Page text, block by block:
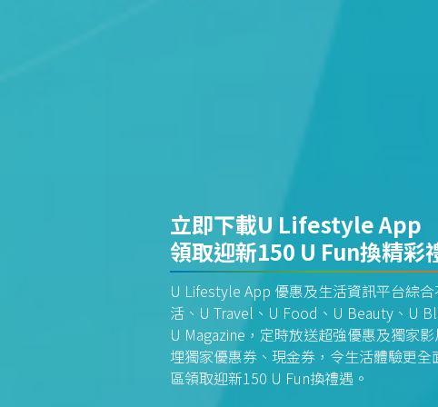
立即下載U Lifestyle App
領取迎新150 U Fun換精彩
U Lifestyle App 優惠及生活資訊平台綜
活、U Travel、U Food、U Beauty、U
U Magazine，定時放送超強優惠及獨家
埋獨家優惠券、現金券，令生活體驗更
區領取迎新150 U Fun換禮遇。